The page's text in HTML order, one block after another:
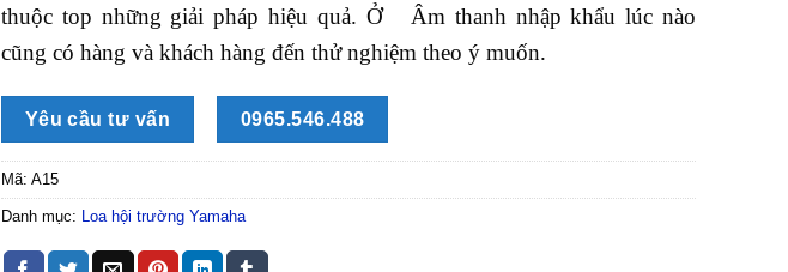
thuộc top những giải pháp hiệu quả. Ở Âm thanh nhập khẩu lúc nào
cũng có hàng và khách hàng đến thử nghiệm theo ý muốn.
Yêu cầu tư vấn 0965.546.488
Mã: A15
Danh mục: Loa hội trường Yamaha